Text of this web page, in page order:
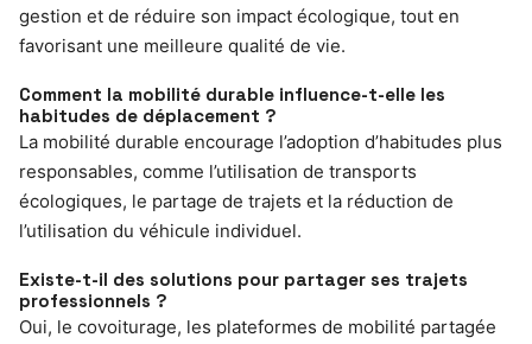
gestion et de réduire son impact écologique, tout en
favorisant une meilleure qualité de vie.
Comment la mobilité durable influence-t-elle les
habitudes de déplacement ?
La mobilité durable encourage l’adoption d’habitudes plus
responsables, comme l’utilisation de transports
écologiques, le partage de trajets et la réduction de
l’utilisation du véhicule individuel.
Existe-t-il des solutions pour partager ses trajets
professionnels ?
Oui, le covoiturage, les plateformes de mobilité partagée